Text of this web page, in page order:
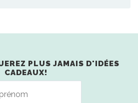
PLUS JAMAIS D'IDÉES
CADEAUX!